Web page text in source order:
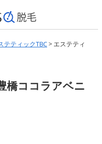
テティックTBC> エステティ
橋ココラアベニ